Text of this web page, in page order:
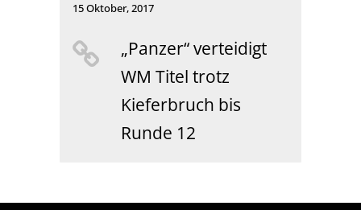
15 Oktober, 2017
„Panzer“ verteidigt
WM Titel trotz
Kieferbruch bis
Runde 12